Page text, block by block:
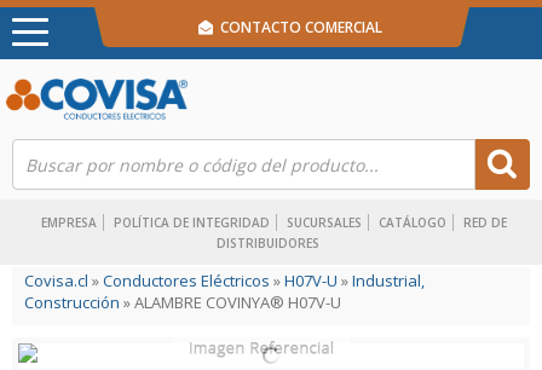
EMPRESA POLÍTICA DE INTEGRIDAD SUCURSALES CATÁLOGO
RED DE
DISTRIBUIDORES
CONTACTO COMERCIAL
Covisa.cl »Conductores Eléctricos »H07V-U »Industrial,
Construcción » ALAMBRE COVINYA® H07V-U